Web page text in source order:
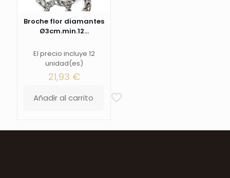
Broche flor diamantes
Ø3cm.min.12...
El precio incluye 12
unidad(es)
21,93 €
Añadir al carrito